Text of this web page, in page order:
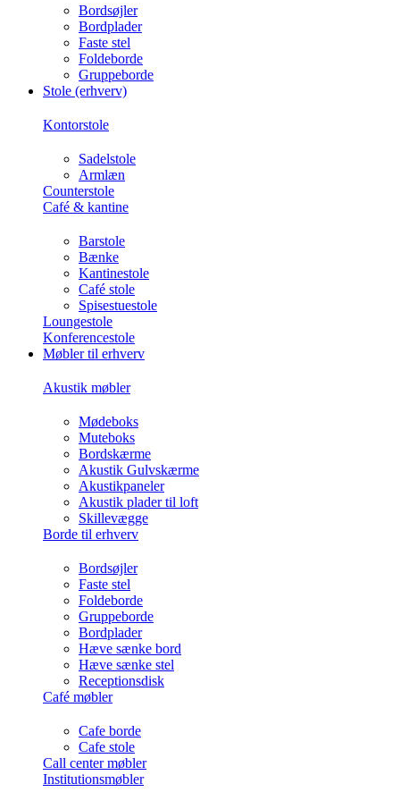
Bordsøjler
Bordplader
Faste stel
Foldeborde
Gruppeborde
Stole (erhverv)
Kontorstole
Sadelstole
Armlæn
Counterstole
Café & kantine
Barstole
Bænke
Kantinestole
Café stole
Spisestuestole
Loungestole
Konferencestole
Møbler til erhverv
Akustik møbler
Mødeboks
Muteboks
Bordskærme
Akustik Gulvskærme
Akustikpaneler
Akustik plader til loft
Skillevægge
Borde til erhverv
Bordsøjler
Faste stel
Foldeborde
Gruppeborde
Bordplader
Hæve sænke bord
Hæve sænke stel
Receptionsdisk
Café møbler
Cafe borde
Cafe stole
Call center møbler
Institutionsmøbler